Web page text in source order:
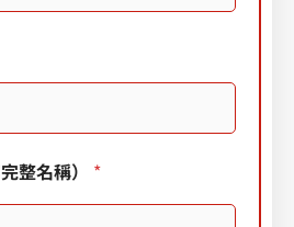
整名稱） *